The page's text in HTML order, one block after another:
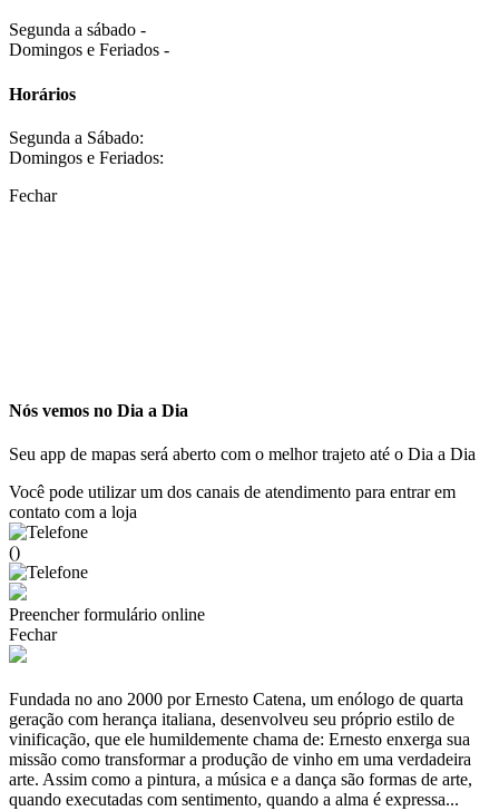
Segunda a sábado -
Domingos e Feriados -
Horários
Segunda a Sábado:
Domingos e Feriados:
Fechar
Nós vemos no Dia a Dia
Seu app de mapas será aberto com o melhor trajeto até o Dia a Dia
Você pode utilizar um dos canais de atendimento para entrar em
contato com a loja
()
Preencher formulário online
Fechar
Fundada no ano 2000 por Ernesto Catena, um enólogo de quarta
geração com herança italiana, desenvolveu seu próprio estilo de
vinificação, que ele humildemente chama de: Ernesto enxerga sua
missão como transformar a produção de vinho em uma verdadeira
arte. Assim como a pintura, a música e a dança são formas de arte,
quando executadas com sentimento, quando a alma é expressa...